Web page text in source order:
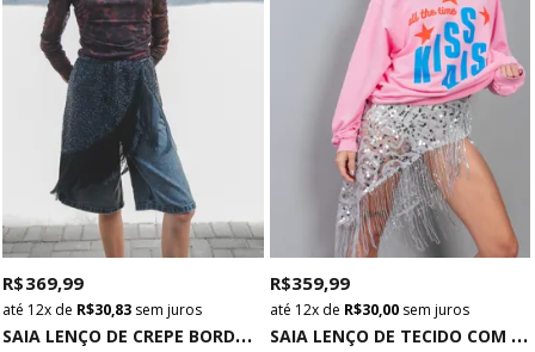
S
AIA LENÇO DE CREPE BORDADO COM CANUTILHOS E FRANJAS PRETO
R$ 369,99
12x de R$ 30,83 sem juros
S
AIA LENÇO DE TECIDO COM PAETÊ E FRANJAS PRATA
R$ 359,99
12xde R$ 30,00sem juros